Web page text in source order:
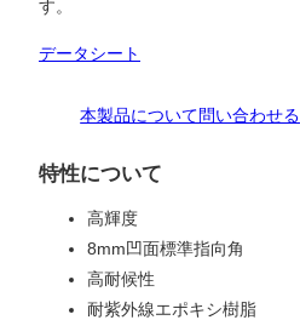
す。
データシート
本製品について問い合わせる
特性について
高輝度
8mm凹面標準指向角
高耐候性
耐紫外線エポキシ樹脂